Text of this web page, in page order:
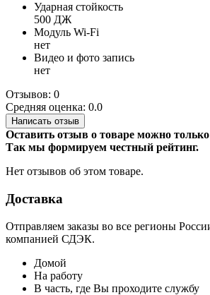
Ударная стойкость
500 ДЖ
Модуль Wi-Fi
нет
Видео и фото запись
нет
Отзывов: 0
Средняя оценка: 0.0
Написать отзыв
Оставить отзыв о товаре можно
Так мы формируем честный рейтинг.
Нет отзывов об этом товаре.
Доставка
Отправляем заказы во все регионы
компанией СДЭК.
Домой
На работу
В часть, где Вы проходите службу